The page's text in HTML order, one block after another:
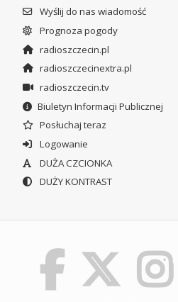
Wyślij do nas wiadomość
Prognoza pogody
radioszczecin.pl
radioszczecinextra.pl
radioszczecin.tv
Biuletyn Informacji Publicznej
Posłuchaj teraz
Logowanie
DUŻA CZCIONKA
DUŻY KONTRAST